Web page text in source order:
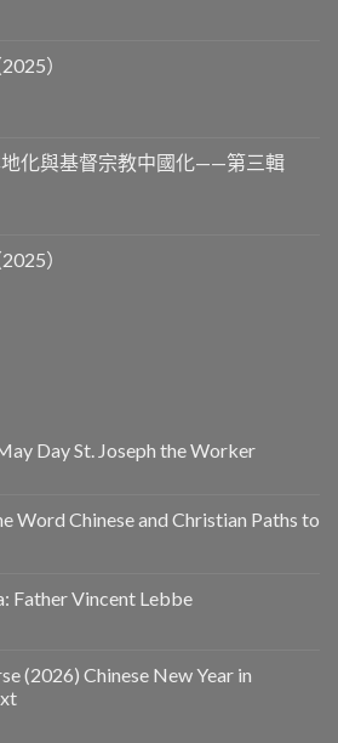
）
化與基督宗教中國化——第三輯
）
Day St. Joseph the Worker
Word Chinese and Christian Paths to
Father Vincent Lebbe
(2026) Chinese New Year in